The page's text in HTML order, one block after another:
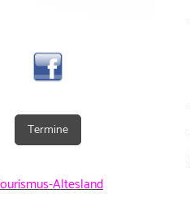
Termine
Altesland